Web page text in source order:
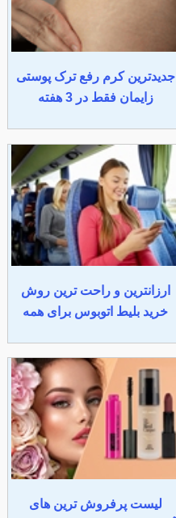
جدیدترین کرم رفع ترک پوستی
زایمان فقط در 3 هفته
ارزانترین و راحت ترین روش
خرید بلیط اتوبوس برای همه
لیست پرفروش ترین های